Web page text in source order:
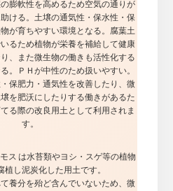
の膨軟性を高めるため空気の通りが
ける。土壌の通気性・保水性・保
が育ちやすい環境となる。腐葉土
るため植物が栄養を補給して健康
、また微生物の働きも活性化する
。ＰＨが中性のため扱いやすい。
・保肥力・通気性を改善したり、微
を肥沃にしたりする働きがあるた
る際の改良用土として利用されま
す。
モス は水苔類やヨシ・スゲ等の植物
植し泥炭化した用土です。
て養分を殆ど含んでいないため、微